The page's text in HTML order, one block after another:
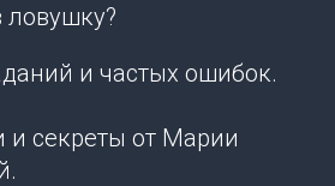
ловушку?
и частых ошибок.
и секреты от Марии